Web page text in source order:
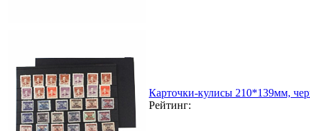
Карточки-кулисы 210*139мм,
Рейтинг: